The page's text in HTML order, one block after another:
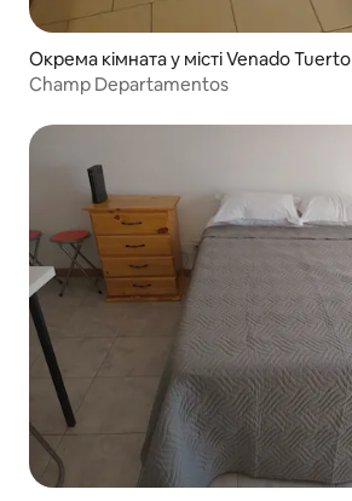
Окрема кімната у місті Venado Tuerto
Champ Departamentos